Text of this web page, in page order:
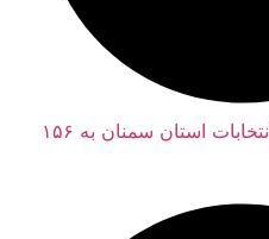
براری: تعداد نامزدهای انتخابات استان سمنان به ۱۵۶